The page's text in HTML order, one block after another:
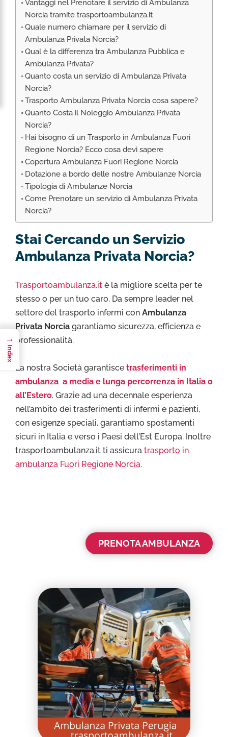
RIMPATRIO SANITARIO ITALIA
AMBULANZA SET CINEMATOGRAFICI
VOLO SANITARIO
TRASPORTO SANITARIO: VOLI DI LINEA,
ELIAMBULANZA ED AMBULANZA
TRASPORTO ECMO O CIRCOLAZIONE
EXTRACORPOREA
TRASPORTO PER NEONATI E PEDIATRICO
Vantaggi nel Prenotare il servizio di Ambulanza
Norcia tramite trasportoambulanza.it
Quale numero chiamare per il servizio di
Ambulanza Privata Norcia?
Qual è la differenza tra Ambulanza Pubblica e
Ambulanza Privata?
Quanto costa un servizio di Ambulanza Privata
Norcia?
Trasporto Ambulanza Privata Norcia cosa sapere?
Quanto Costa il Noleggio Ambulanza Privata
Norcia?
Hai bisogno di un Trasporto in Ambulanza Fuori
Regione Norcia? Ecco cosa devi sapere
Copertura Ambulanza Fuori Regione Norcia
Dotazione a bordo delle nostre Ambulanze Norcia
Tipologia di Ambulanze Norcia
Come Prenotare un servizio di Ambulanza Privata
Norcia?
Stai Cercando un Servizio
Ambulanza Privata Norcia?
Trasportoambulanza.it è la migliore scelta per te
stesso o per un tuo caro. Da sempre leader nel
settore del trasporto infermi con Ambulanza
Privata Norcia garantiamo sicurezza, efficienza e
professionalità.
La nostra Società garantisce trasferimenti in
ambulanza a media e lunga percorrenza in Italia o
all’Estero. Grazie ad una decennale esperienza
nell’ambito dei trasferimenti di infermi e pazienti,
con esigenze speciali, garantiamo spostamenti
sicuri in Italia e verso i Paesi dell’Est Europa. Inoltre
trasportoambulanza.it ti assicura trasporto in
ambulanza Fuori Regione Norcia.
PRENOTA AMBULANZA
→
Index